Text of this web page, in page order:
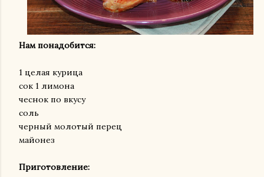
Нам понадобится:
1 целая курица
сок 1 лимона
чеснок по вкусу
соль
черный молотый перец
майонез
Приготовление: